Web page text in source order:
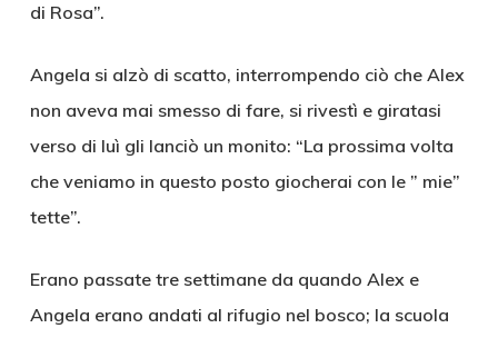
di Rosa”.
Angela si alzò di scatto, interrompendo ciò che Alex
non aveva mai smesso di fare, si rivestì e giratasi
verso di luì gli lanciò un monito: “La prossima volta
che veniamo in questo posto giocherai con le ” mie”
tette”.
Erano passate tre settimane da quando Alex e
Angela erano andati al rifugio nel bosco; la scuola